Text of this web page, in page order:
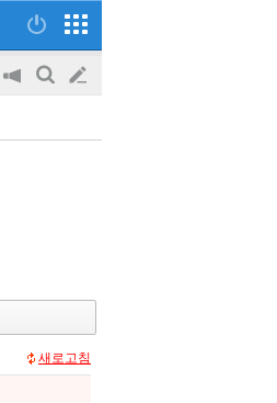
공
on/off
검
글
쓰
새로고침